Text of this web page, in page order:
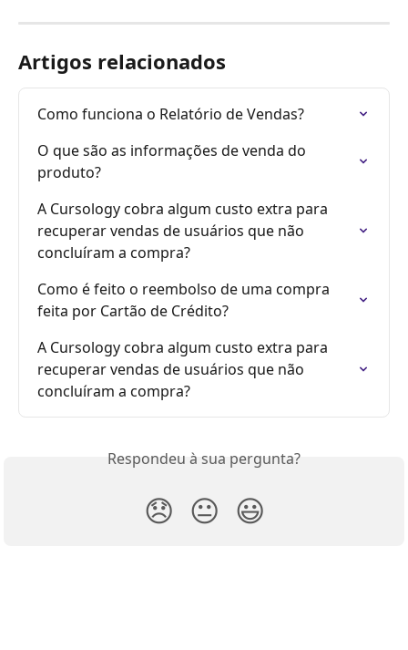
Artigos relacionados
Como funciona o Relatório de Vendas?
O que são as informações de venda do
produto?
A Cursology cobra algum custo extra para
recuperar vendas de usuários que não
concluíram a compra?
Como é feito o reembolso de uma compra
feita por Cartão de Crédito?
A Cursology cobra algum custo extra para
recuperar vendas de usuários que não
concluíram a compra?
Respondeu à sua pergunta?
😞 😐 😃